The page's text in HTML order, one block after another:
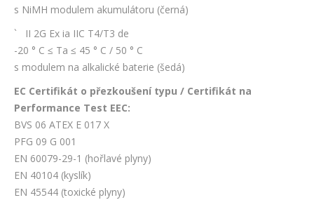
s NiMH modulem akumulátoru (černá)
` II 2G Ex ia IIC T4/T3 de
-20 ° C ≤ Ta ≤ 45 ° C / 50 ° C
s modulem na alkalické baterie (šedá)
EC Certifikát o přezkoušení typu / Certifikát na
Performance Test EEC:
BVS 06 ATEX E 017 X
PFG 09 G 001
EN 60079-29-1 (hořlavé plyny)
EN 40104 (kyslík)
EN 45544 (toxické plyny)